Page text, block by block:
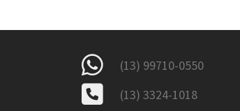
(13) 99710-0550
(13) 3324-1018